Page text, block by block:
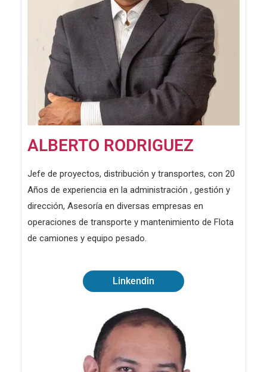
ALBERTO RODRIGUEZ
Jefe de proyectos, distribución y transportes, con 20
Años de experiencia en la administración , gestión y
dirección, Asesoría en diversas empresas en
operaciones de transporte y mantenimiento de Flota
de camiones y equipo pesado.
Linkendin